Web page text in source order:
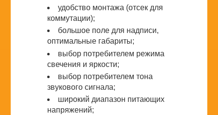
удобство монтажа (отсек для
коммутации);
большое поле для надписи,
оптимальные габариты;
выбор потребителем режима
свечения и яркости;
выбор потребителем тона
звукового сигнала;
широкий диапазон питающих
напряжений;